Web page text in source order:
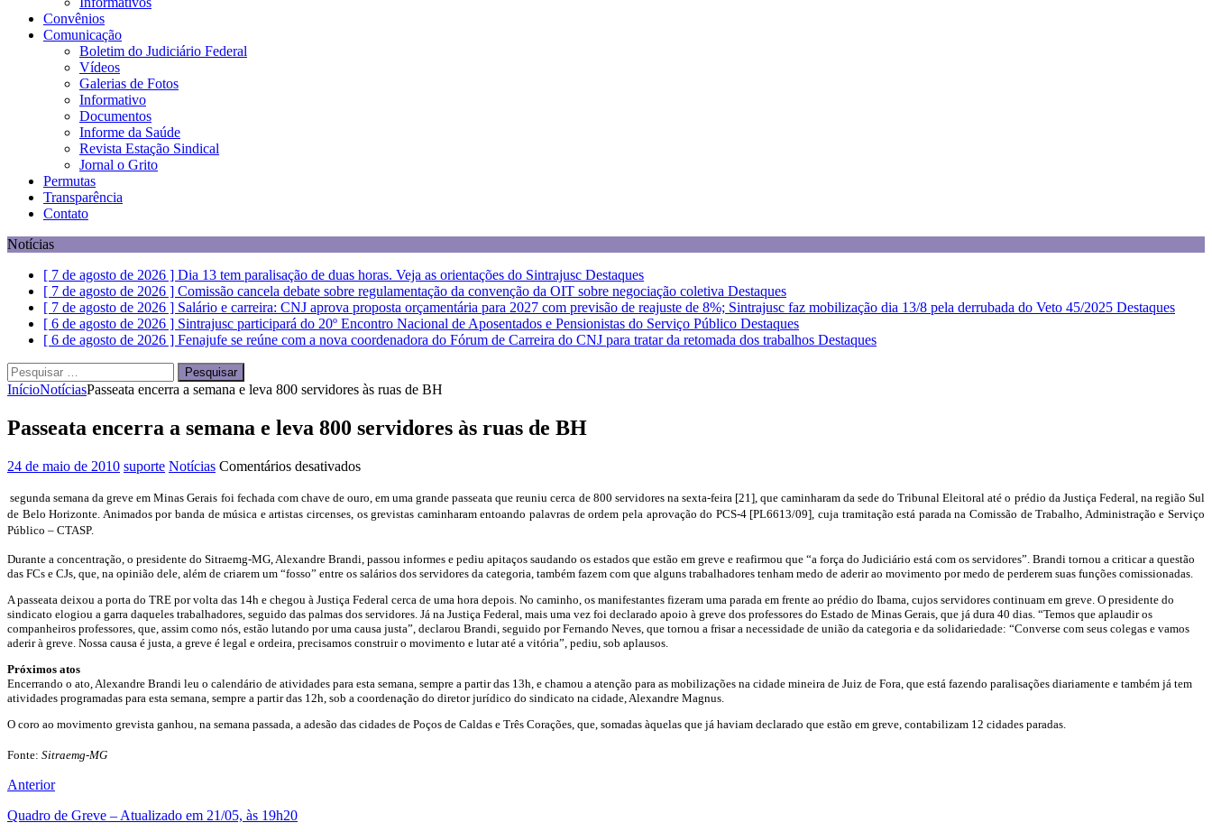
Convênios
Comunicação
Boletim do Judiciário Federal
Vídeos
Galerias de Fotos
Informativo
Documentos
Informe da Saúde
Revista Estação Sindical
Jornal o Grito
Permutas
Transparência
Contato
Notícias
[ 7 de agosto de 2026 ] Dia 13 tem paralisação de duas horas. Veja as orientações do Sintrajusc Destaques
[ 7 de agosto de 2026 ] Comissão cancela debate sobre regulamentação da convenção da OIT sobre negociação coletiva Destaques
[ 7 de agosto de 2026 ] Salário e carreira: CNJ aprova proposta orçamentária para 2027 com previsão de reajuste de 8%; Sintrajusc faz mobilização dia 13/8 pela derrubada do Veto 45/2025 Destaques
[ 6 de agosto de 2026 ] Sintrajusc participará do 20º Encontro Nacional de Aposentados e Pensionistas do Serviço Público Destaques
[ 6 de agosto de 2026 ] Fenajufe se reúne com a nova coordenadora do Fórum de Carreira do CNJ para tratar da retomada dos trabalhos Destaques
Pesquisar
por:
InícioNotíciasPasseata encerra a semana e leva 800 servidores às ruas de BH
Passeata encerra a semana e leva 800 servidores às ruas de BH
24 de maio de 2010 suporte Notícias Comentários desativadosem
encerra
a
leva
800
servidores
às
ruas
de
segunda semana da greve em Minas Gerais foi fechada com chave de ouro, em uma grande passeata que reuniu cerca de 800 servidores na sexta-feira [21], que caminharam da sede do Tribunal Eleitoral até o prédio da Justiça Federal, na região Sul
de Belo Horizonte. Animados por banda de música e artistas circenses, os grevistas caminharam entoando palavras de ordem pela aprovação do PCS-4 [PL6613/09], cuja tramitação está parada na Comissão de Trabalho, Administração e Serviço
Público – CTASP.
Durante a concentração, o presidente do Sitraemg-MG, Alexandre Brandi, passou informes e pediu apitaços saudando os estados que estão em greve e reafirmou que “a força do Judiciário está com os servidores”. Brandi tornou a criticar a questão
das FCs e CJs, que, na opinião dele, além de criarem um “fosso” entre os salários dos servidores da categoria, também fazem com que alguns trabalhadores tenham medo de aderir ao movimento por medo de perderem suas funções comissionadas.
A passeata deixou a porta do TRE por volta das 14h e chegou à Justiça Federal cerca de uma hora depois. No caminho, os manifestantes fizeram uma parada em frente ao prédio do Ibama, cujos servidores continuam em greve. O presidente do
sindicato elogiou a garra daqueles trabalhadores, seguido das palmas dos servidores. Já na Justiça Federal, mais uma vez foi declarado apoio à greve dos professores do Estado de Minas Gerais, que já dura 40 dias. “Temos que aplaudir os
companheiros professores, que, assim como nós, estão lutando por uma causa justa”, declarou Brandi, seguido por Fernando Neves, que tornou a frisar a necessidade de união da categoria e da solidariedade: “Converse com seus colegas e vamos
aderir à greve. Nossa causa é justa, a greve é legal e ordeira, precisamos construir o movimento e lutar até a vitória”, pediu, sob aplausos.
Próximos atos
Encerrando o ato, Alexandre Brandi leu o calendário de atividades para esta semana, sempre a partir das 13h, e chamou a atenção para as mobilizações na cidade mineira de Juiz de Fora, que está fazendo paralisações diariamente e também já tem
atividades programadas para esta semana, sempre a partir das 12h, sob a coordenação do diretor jurídico do sindicato na cidade, Alexandre Magnus.
O coro ao movimento grevista ganhou, na semana passada, a adesão das cidades de Poços de Caldas e Três Corações, que, somadas àquelas que já haviam declarado que estão em greve, contabilizam 12 cidades paradas.
Fonte: Sitraemg-MG
Anterior
Quadro de Greve – Atualizado em 21/05, às 19h20